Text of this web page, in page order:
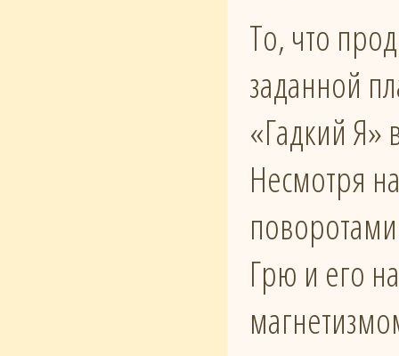
То, что
заданной
«Гадкий Я»
Несмотря
Грю и его